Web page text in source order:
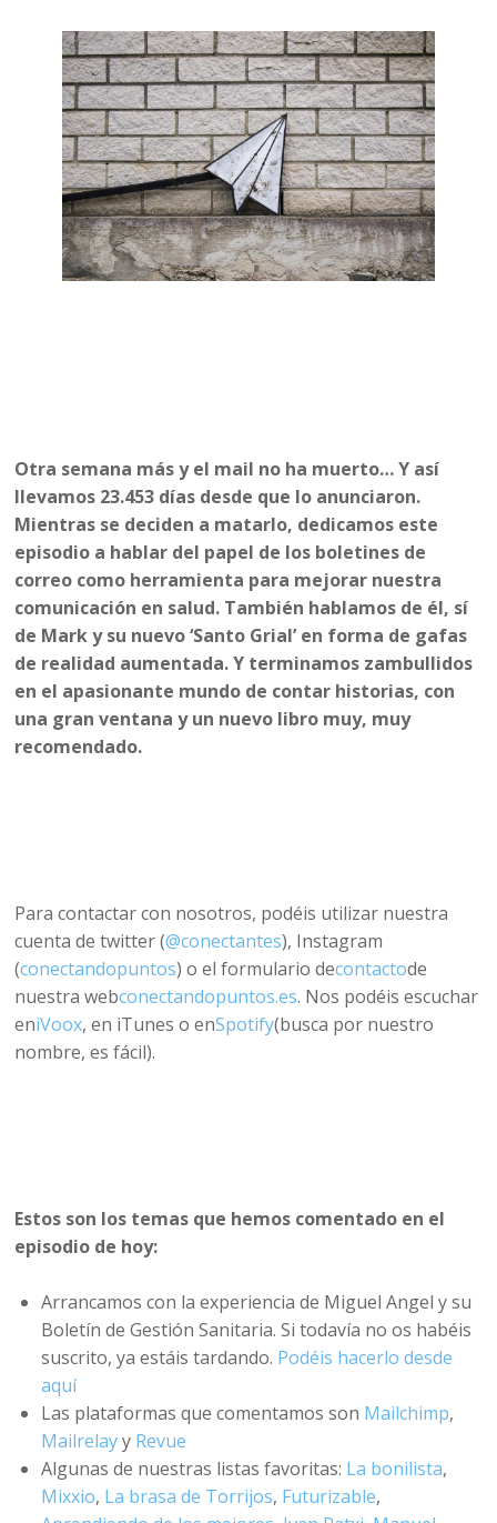
Otra semana más y el mail no ha muerto… Y así
llevamos 23.453 días desde que lo anunciaron.
Mientras se deciden a matarlo, dedicamos este
episodio a hablar del papel de los boletines de
correo como herramienta para mejorar nuestra
comunicación en salud. También hablamos de él, sí
de Mark y su nuevo ‘Santo Grial’ en forma de gafas
de realidad aumentada. Y terminamos zambullidos
en el apasionante mundo de contar historias, con
una gran ventana y un nuevo libro muy, muy
recomendado.
Para contactar con nosotros, podéis utilizar nuestra
cuenta de twitter (@conectantes), Instagram
(conectandopuntos) o el formulario decontactode
nuestra webconectandopuntos.es. Nos podéis escuchar
eniVoox, en iTunes o enSpotify(busca por nuestro
nombre, es fácil).
Estos son los temas que hemos comentado en el
episodio de hoy:
Arrancamos con la experiencia de Miguel Angel y su
Boletín de Gestión Sanitaria. Si todavía no os habéis
suscrito, ya estáis tardando. Podéis hacerlo desde
aquí
Las plataformas que comentamos son Mailchimp,
Mailrelayy Revue
Algunas de nuestras listas favoritas: La bonilista,
Mixxio, La brasa de Torrijos, Futurizable,